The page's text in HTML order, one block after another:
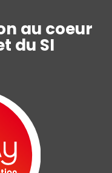
au coeur
du SI